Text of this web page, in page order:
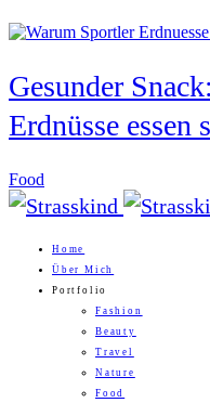
Gesunder
Erdnüsse essen
Food
Home
Über Mich
Portfolio
Fashion
Beauty
Travel
Nature
Food